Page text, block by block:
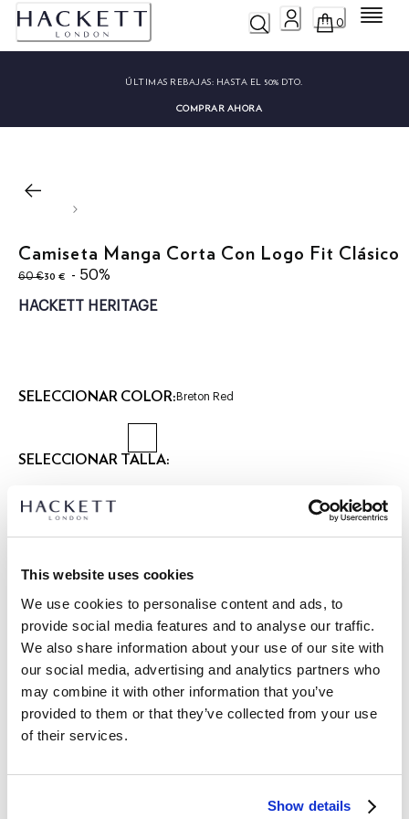
This website uses cookies
We use cookies to personalise content and ads, to
provide social media features and to analyse our traffic.
We also share information about your use of our site with
our social media, advertising and analytics partners who
may combine it with other information that you’ve
provided to them or that they’ve collected from your use
of their services.
Show details
0 Menú
ÚLTIMAS REBAJAS: HASTA EL 50% DTO.
COMPRAR AHORA
Camiseta Manga Corta Con Logo Fit Clásico
60 €
original price 60 €
30 €
precio actual 30 €
- 50%
HACKETT HERITAGE
SELECCIONAR COLOR: Breton Red
SELECCIONAR TALLA:
XS S M
Talla modelo: M
|
DETALLES DEL PRODUCTO
DESCRIPCIÓN
HM5000077
- Hackett Heritage
-Camiseta de manga corta
ENVÍO Y DEVOLUCIONES
Envíos y devoluciones GRATUITOS
Envío Express gratuito 24-48 horas laborables